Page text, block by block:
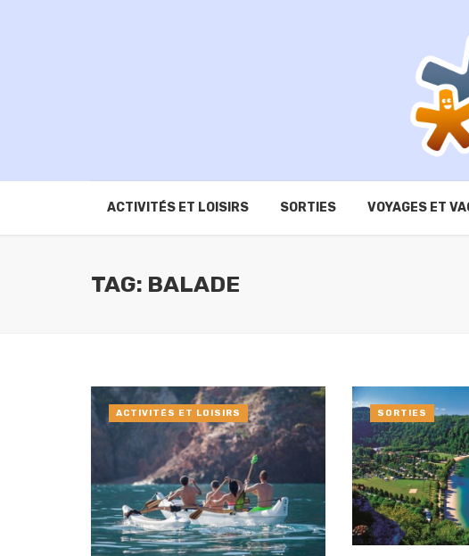
ACTIVITÉS ET LOISIRS SORTIES VOYAGES ET
TAG: BALADE
ACTIVITÉS ET LOISIRS SORTIES